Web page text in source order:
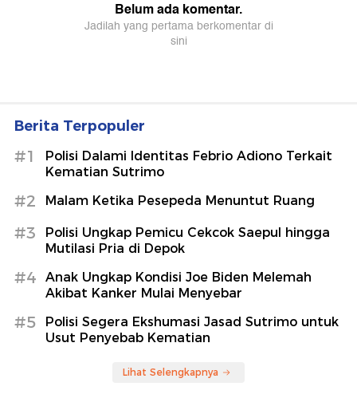
Berita Terpopuler
#1
Polisi Dalami Identitas Febrio Adiono Terkait
Kematian Sutrimo
#2 Malam Ketika Pesepeda Menuntut Ruang
#3
Polisi Ungkap Pemicu Cekcok Saepul hingga
Mutilasi Pria di Depok
#4
Anak Ungkap Kondisi Joe Biden Melemah
Akibat Kanker Mulai Menyebar
#5
Polisi Segera Ekshumasi Jasad Sutrimo untuk
Usut Penyebab Kematian
Lihat Selengkapnya